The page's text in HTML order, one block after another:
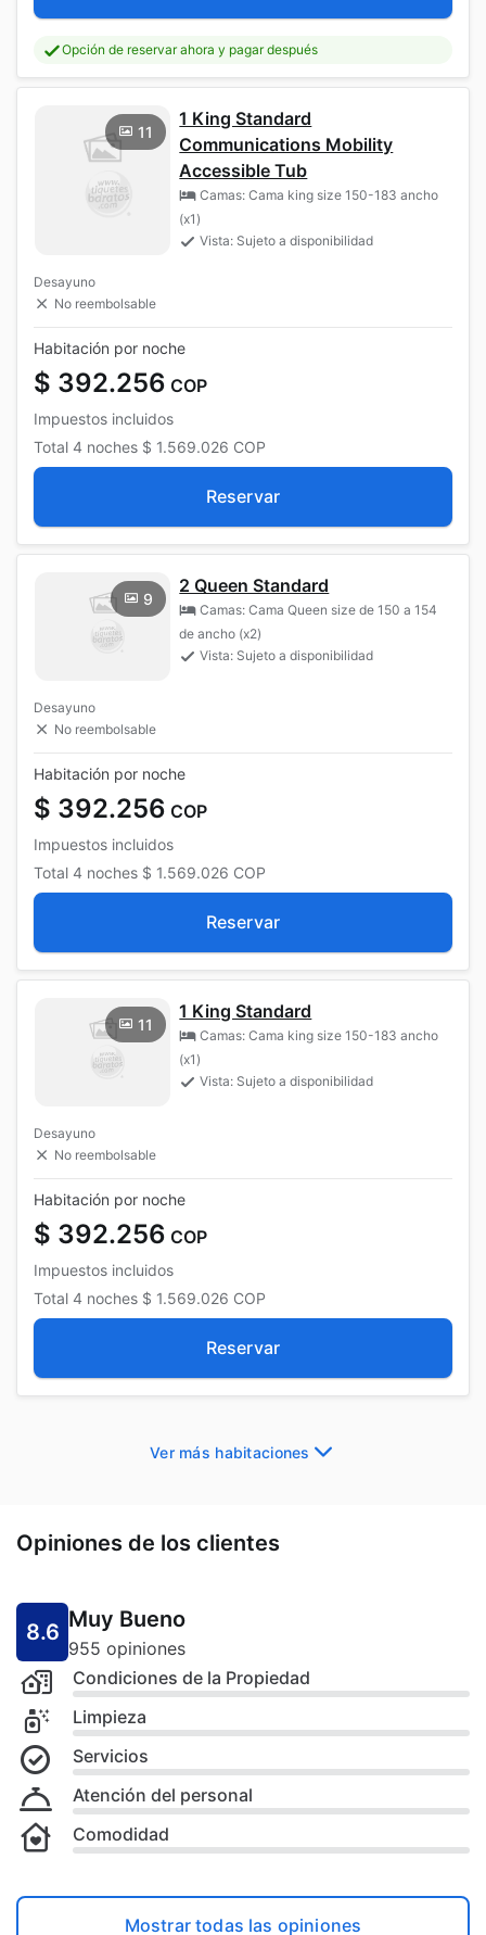
Opción de reservar ahora y pagar después
11
1 King Standard
Communications Mobility
Accessible Tub
Camas: Cama king size 150-183 ancho
(x1)
Vista: Sujeto a disponibilidad
Desayuno
No reembolsable
Habitación por noche
$ 392.256 COP
Impuestos incluidos
Total 4 noches $ 1.569.026 COP
Reservar
9
2 Queen Standard
Camas: Cama Queen size de 150 a 154
de ancho (x2)
Vista: Sujeto a disponibilidad
Desayuno
No reembolsable
Habitación por noche
$ 392.256 COP
Impuestos incluidos
Total 4 noches $ 1.569.026 COP
Reservar
11
1 King Standard
Camas: Cama king size 150-183 ancho
(x1)
Vista: Sujeto a disponibilidad
Desayuno
No reembolsable
Habitación por noche
$ 392.256 COP
Impuestos incluidos
Total 4 noches $ 1.569.026 COP
Reservar
Ver más habitaciones
Opiniones de los clientes
8.6 Muy Bueno
955 opiniones
Condiciones de la Propiedad
Limpieza
Servicios
Atención del personal
Comodidad
Mostrar todas las opiniones